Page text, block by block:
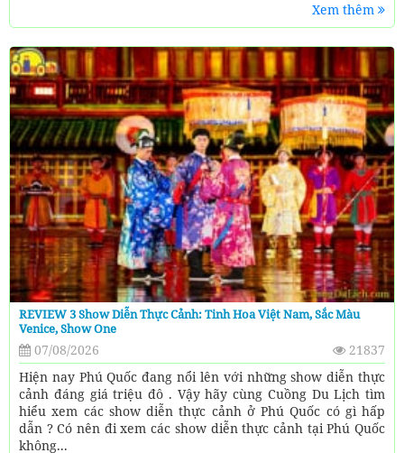
Xem thêm
REVIEW 3 Show Diễn Thực Cảnh: Tinh Hoa Việt Nam, Sắc Màu
Venice, Show One
07/08/2026
21837
Hiện nay Phú Quốc đang nổi lên với những show diễn thực
cảnh đáng giá triệu đô . Vậy hãy cùng Cuồng Du Lịch tìm
hiểu xem các show diễn thực cảnh ở Phú Quốc có gì hấp
dẫn ? Có nên đi xem các show diễn thực cảnh tại Phú Quốc
không...